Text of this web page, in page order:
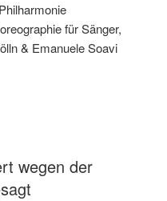
für Sänger,
& Emanuele Soavi
wegen der